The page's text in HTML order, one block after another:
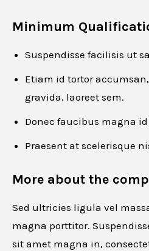
Drag and drop
Website URL
Minimum
Suspendisse facilisis ut
Etiam id tortor
gravida, laoreet sem.
Donec faucibus magna
Praesent at scelerisque
More about the
Sed ultricies ligula vel
magna porttitor.
sit amet magna in,